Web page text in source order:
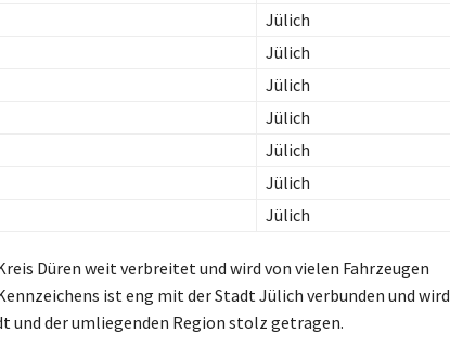
Jülich
Jülich
Jülich
Jülich
Jülich
Jülich
Jülich
Düren weit verbreitet und wird von vielen Fahrzeugen
ist eng mit der Stadt Jülich verbunden und wird
und der umliegenden Region stolz getragen.